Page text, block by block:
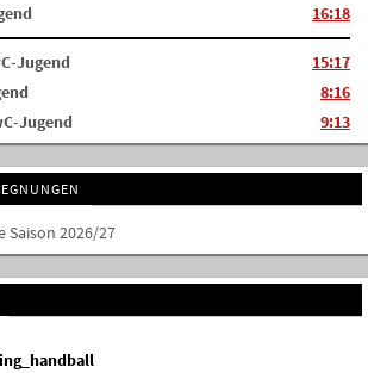
16:18
Jugend
15:17
8:16
Jugend 9:13
Saison 2026/27